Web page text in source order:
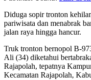
Diduga sopir tronton
pariwisata dan menabrak
jalan raya hingga hancur.
Truk tronton bernopol B-
Ali (34) diketahui
Rajapolah, tepatnya
Kecamatan Rajapolah,